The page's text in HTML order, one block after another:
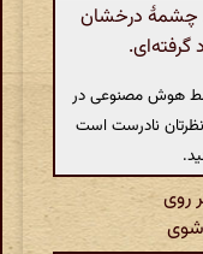
چشمهٔ درخشان
گرفته‌ای.
هوش مصنوعی در
نظرتان نادرست است
روی
شوی